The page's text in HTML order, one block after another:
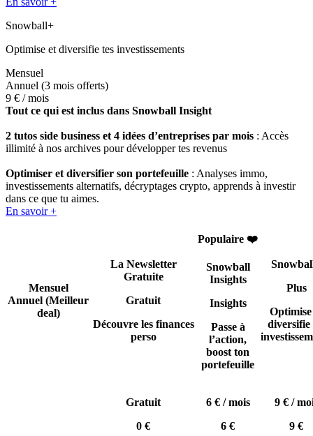
Snowball+
Optimise et diversifie tes investissements
Mensuel
Annuel (3 mois offerts)
9 € / mois
Tout ce qui est inclus dans Snowball Insight
2 tutos side business et 4 idées d’entreprises par mois : Accès
illimité à nos archives pour développer tes revenus
Optimiser et diversifier son portefeuille : Analyses immo,
investissements alternatifs, décryptages crypto, apprends à investir
dans ce que tu aimes.
En savoir +
Mensuel
Annuel (Meilleur
deal)
La Newsletter
Gratuite
Gratuit
Découvre les finances
perso
Populaire ❤️
Snowball
Insights
Insights
Passe à
l’action,
boost ton
portefeuille
Plus
diversifie
Gratuit
0 €
6 € / mois
6 €
9 € /
9 €